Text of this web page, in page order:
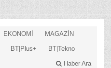
EKONOMİ MAGAZİN
BT|Plus+ BT|Tekno
Haber Ara